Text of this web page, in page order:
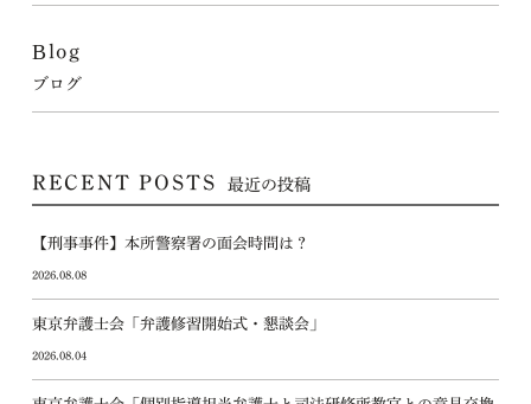
Blog
ブログ
RECENT POSTS 最近の投稿
【刑事事件】本所警察署の面会時間は？
2026.08.08
東京弁護士会「弁護修習開始式・懇談会」
2026.08.04